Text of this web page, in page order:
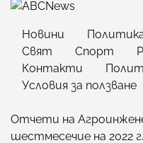
Новини
Свят
Спорт
Контакти
Условия за ползване
Отчети на
шестмесечие на 2022 г.